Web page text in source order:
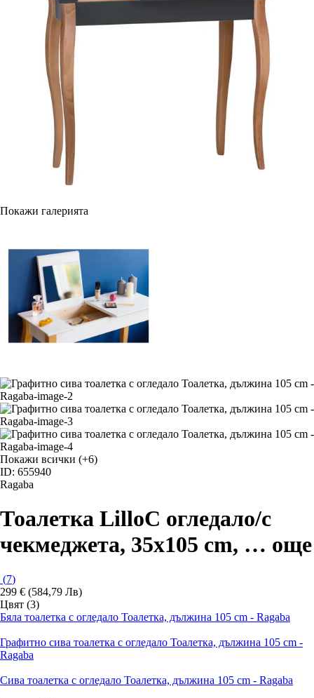
Покажи галерията
Покажи всички (+6)
ID: 655940
Ragaba
Тоалетка LilloС огледало/с
чекмеджета, 35x105 cm, … още
(7)
299 € (584,79 Лв)
Цвят (3)
Бяла тоалетка с огледало Тоалетка, дължина 105 cm - Ragaba
Графитно сива тоалетка с огледало Тоалетка, дължина 105 cm -
Ragaba
Сива тоалетка с огледало Тоалетка, дължина 105 cm - Ragaba